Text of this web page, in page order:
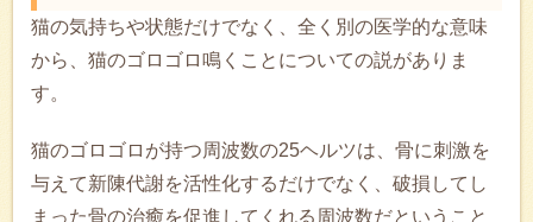
猫の気持ちや状態だけでなく、全く別の医学的な意味
から、猫のゴロゴロ鳴くことについての説がありま
す。
猫のゴロゴロが持つ周波数の25ヘルツは、骨に刺激を
与えて新陳代謝を活性化するだけでなく、破損してし
まった骨の治癒を促進してくれる周波数だということ